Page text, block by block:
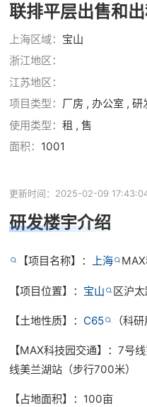
联排平层出售和出
上海区域： 宝山
浙江地区：
江苏地区：
项目类型： 厂房 , 办公室 , 研
使用类型：租 , 售
面积： 1001
更新时间：2025-02-09
研发楼宇介绍
【项目名称】： 上海
【项目位置】： 宝山 区沪
【土地性质】： C65 （科
【MAX科技园交通】：7号
线美兰湖站（步行700米）
【占地面积】：100亩